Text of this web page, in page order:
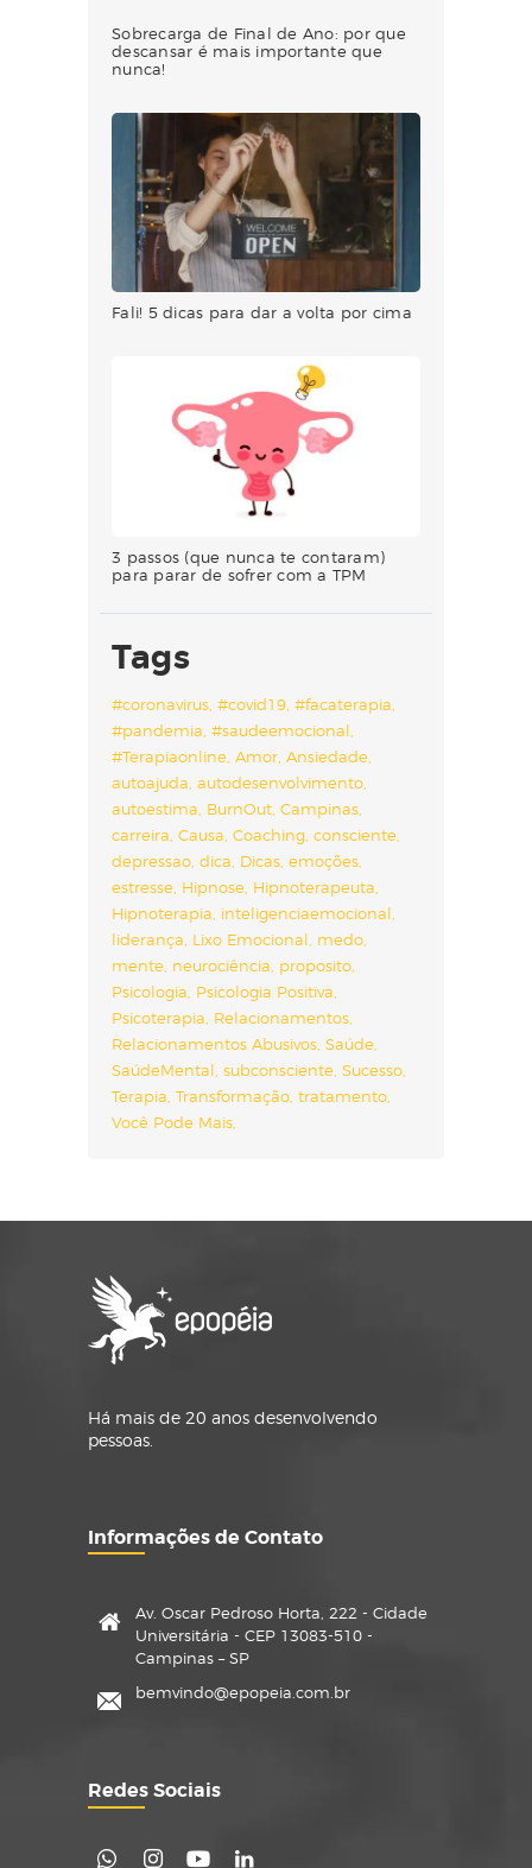
Sobrecarga de Final de Ano: por que
descansar é mais importante que
nunca!
Fali! 5 dicas para dar a volta por cima
3 passos (que nunca te contaram)
para parar de sofrer com a TPM
Tags
#coronavirus #covid19 #facaterapia
#pandemia #saudeemocional
#Terapiaonline Amor Ansiedade
autoajuda autodesenvolvimento
autoestima BurnOut Campinas
carreira Causa Coaching consciente
depressao dica Dicas emoções
estresse Hipnose Hipnoterapeuta
Hipnoterapia inteligenciaemocional
liderança Lixo Emocional medo
mente neurociência proposito
Psicologia Psicologia Positiva
Psicoterapia Relacionamentos
Relacionamentos Abusivos Saúde
SaúdeMental subconsciente Sucesso
Terapia Transformação tratamento
Você Pode Mais
Há mais de 20 anos desenvolvendo
pessoas.
Informações de Contato
Av. Oscar Pedroso Horta, 222 - Cidade
Universitária - CEP 13083-510 -
Campinas – SP
bemvindo@epopeia.com.br
Redes Sociais